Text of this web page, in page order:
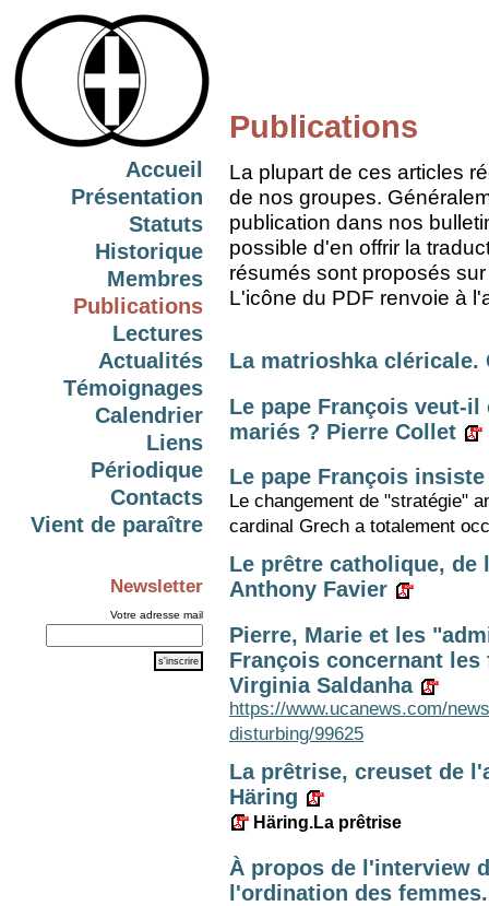
Accueil
Présentation
Statuts
Historique
Membres
Publications
Lectures
Actualités
Témoignages
Calendrier
Liens
Périodique
Contacts
Vient de paraître
Newsletter
Votre adresse mail
Publications
La plupart de ces articles
de nos groupes.
publication dans nos
possible d'en offrir la
résumés sont proposés
L'icône du PDF renvoie à
La matrioshka
Le pape François veut-
mariés ? Pierre Collet
Le pape François
Le changement de "stratégie"
cardinal Grech a totalement
Le prêtre catholique, de
Anthony Favier
Pierre, Marie et les
François concernant
Virginia Saldanha
https://www.ucanews.com/
disturbing/99625
La prêtrise, creuset de
Häring
Häring.La prêtrise
À propos de l'interview
l'ordination des